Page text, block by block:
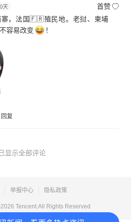
首赞
寨，法国🇫🇷殖民地。老挝、柬埔
容易改变
！
回复
显示全部评论
举报中心 隐私政策
2026 Tencent.All Rights Reserved